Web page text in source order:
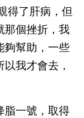
得了肝病，但
那個挫折，我
夠幫助，一些
我才會去，
脂一號，取得